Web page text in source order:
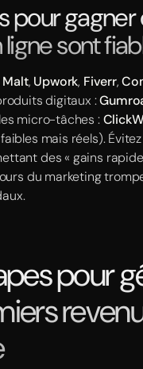
pour gagner
sont
Malt, Upwork, Fiverr,
digitaux :
micro-tâches :
mais réels).
des « gains
du marketing
pour